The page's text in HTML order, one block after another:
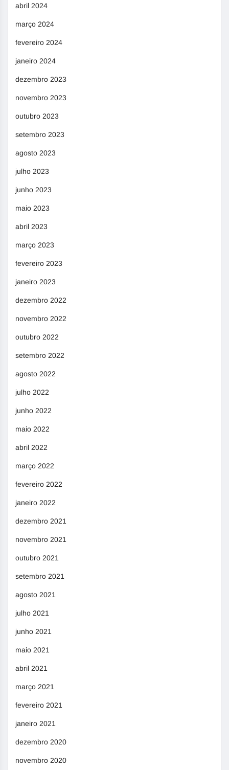
abril 2024
março 2024
fevereiro 2024
janeiro 2024
dezembro 2023
novembro 2023
outubro 2023
setembro 2023
agosto 2023
julho 2023
junho 2023
maio 2023
abril 2023
março 2023
fevereiro 2023
janeiro 2023
dezembro 2022
novembro 2022
outubro 2022
setembro 2022
agosto 2022
julho 2022
junho 2022
maio 2022
abril 2022
março 2022
fevereiro 2022
janeiro 2022
dezembro 2021
novembro 2021
outubro 2021
setembro 2021
agosto 2021
julho 2021
junho 2021
maio 2021
abril 2021
março 2021
fevereiro 2021
janeiro 2021
dezembro 2020
novembro 2020